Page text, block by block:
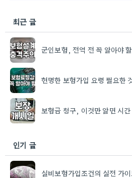
최근 글
군인보험, 전역 전 꼭 알아야
현명한 보험가입 요령 필요한
보험금 청구, 이것만 알면 시
인기 글
실비보험가입조건의 실전 가